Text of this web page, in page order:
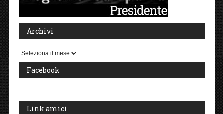
Archivi
Archivi
Facebook
Link amici